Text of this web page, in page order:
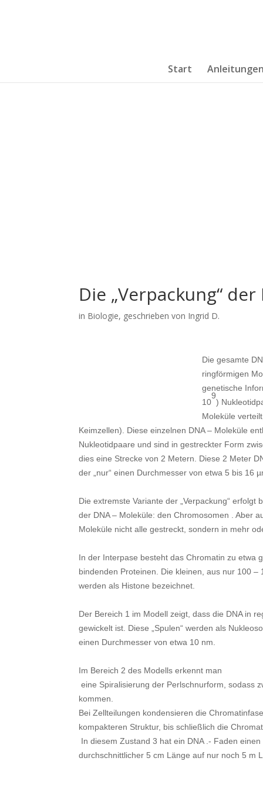
Start Anleitungen
Die „Verpackung“ der
in Biologie, geschrieben von Ingrid D.
Die gesamte
ringförmigen
genetische
10
9
)
Moleküle
Keimzellen). Diese einzelnen DNA – Moleküle
Nukleotidpaare und sind in gestreckter Form
dies eine Strecke von 2 Metern. Diese 2 Meter
der „nur“ einen Durchmesser von etwa 5 bis 16
Die extremste Variante der „Verpackung“
der DNA – Moleküle: den Chromosomen . Aber
Moleküle nicht alle gestreckt, sondern in mehr
In der Interpase besteht das Chromatin zu etwa
bindenden Proteinen. Die kleinen, aus nur 100
werden als Histone bezeichnet.
Der Bereich 1 im Modell zeigt, dass die DNA in
gewickelt ist. Diese „Spulen“ werden als
einen Durchmesser von etwa 10 nm.
Im Bereich 2 des Modells erkennt man
eine Spiralisierung der Perlschnurform, sodass
kommen.
Bei Zellteilungen kondensieren die
kompakteren Struktur, bis schließlich die
In diesem Zustand 3 hat ein DNA .- Faden
durchschnittlicher 5 cm Länge auf nur noch 5 m